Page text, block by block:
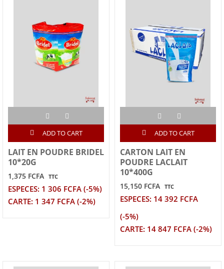
ADD TO CART
LAIT EN POUDRE BRIDEL
10*20G
1,375 FCFA TTC
ESPECES: 1 306 FCFA (-5%)
CARTE: 1 347 FCFA (-2%)
ADD TO CART
CARTON LAIT EN
POUDRE LACLAIT
10*400G
15,150 FCFA TTC
ESPECES: 14 392 FCFA
(-5%)
CARTE: 14 847 FCFA (-2%)